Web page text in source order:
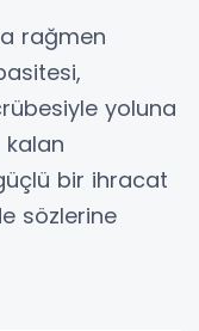
rağmen
yoluna
kalan
bir ihracat
sözlerine